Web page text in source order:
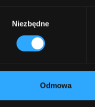
Niezbędne
Odmowa
in